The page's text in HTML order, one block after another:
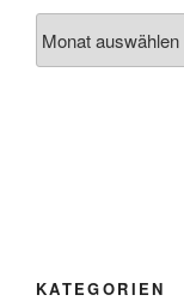
KATEGORIEN